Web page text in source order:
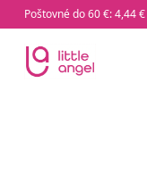
Poštovné do 60 €:
obsah
o